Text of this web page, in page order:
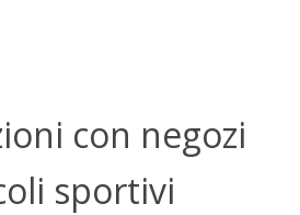
con negozi
sportivi